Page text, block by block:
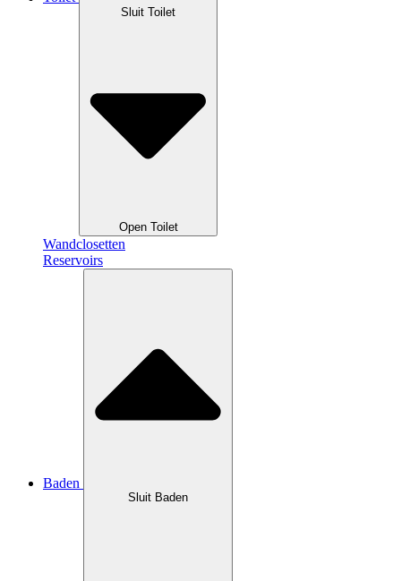
Sluit Toilet
Open Toilet
Wandclosetten
Reservoirs
Baden
Sluit Baden